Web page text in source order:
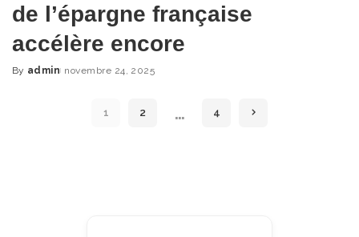
de l’épargne française
accélère encore
Posted
By admin novembre 24, 2025
1 2 … 4